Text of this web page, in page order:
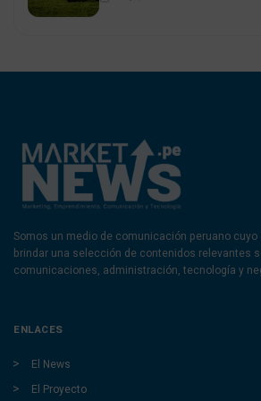
Somos un medio de comunicación peruano cuyo
brindar una selección de contenidos relevantes
comunicaciones, administración, tecnología y
ENLACES
El News
El Proyecto